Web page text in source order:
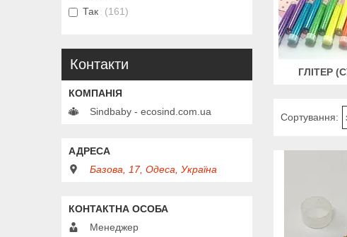
ГЛІТЕР
Так
161
Контакти
Sindbaby - ecosind.com.ua
Базова, 17, Одеса, Україна
Менеджер